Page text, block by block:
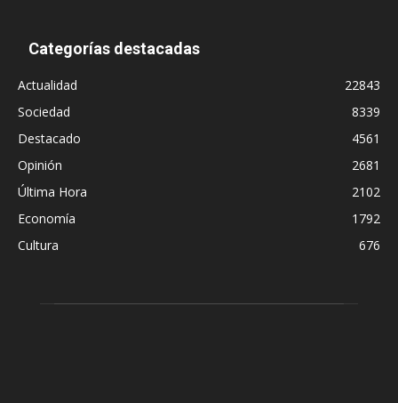
Categorías destacadas
Actualidad
22843
Sociedad
8339
Destacado
4561
Opinión
2681
Última Hora
2102
Economía
1792
Cultura
676